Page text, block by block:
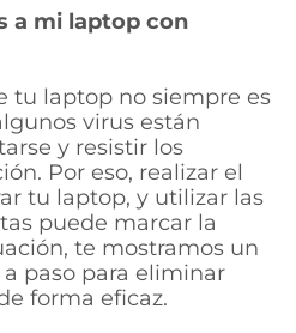
a mi laptop con
tu laptop no siempre es
virus están
y resistir los
Por eso, realizar el
tu laptop, y utilizar las
puede marcar la
te mostramos un
paso para eliminar
forma eficaz.